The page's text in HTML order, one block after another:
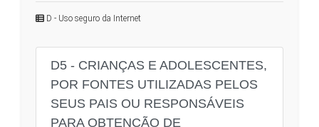
D - Uso seguro da Internet
D5 - CRIANÇAS E ADOLESCENTES,
POR FONTES UTILIZADAS PELOS
SEUS PAIS OU RESPONSÁVEIS
PARA OBTENÇÃO DE